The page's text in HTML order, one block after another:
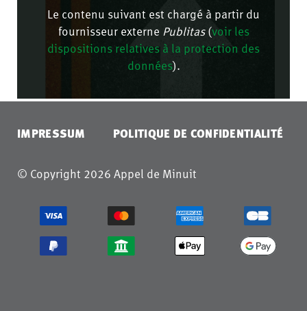
Le contenu suivant est chargé à partir du
fournisseur externe Publitas(voir les
dispositions relatives à la protection des
données).
IMPRESSUM
POLITIQUE DE CONFIDENTIALITÉ
© Copyright 2026 Appel de Minuit